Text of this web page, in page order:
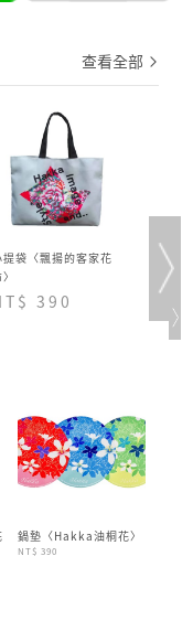
查看全部
提袋〈飄揚的客家花
390
鍋墊〈Hakka油桐花〉
NT$ 390